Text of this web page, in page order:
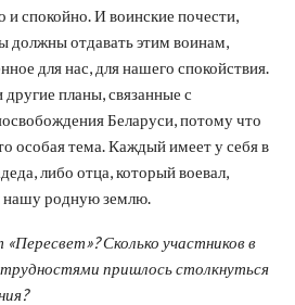
и спокойно. И воинские почести,
должны отдавать этим воинам,
для нас, для нашего спокойствия.
планы, связанные с
Беларуси, потому что
особая тема. Каждый имеет у себя в
либо отца, который воевал,
нашу родную землю.
Сколько участников в
трудностями пришлось столкнуться